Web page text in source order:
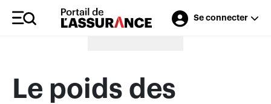
Se connecter
Merci à nos annonceurs
Le poids des